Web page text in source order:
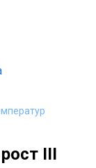
III